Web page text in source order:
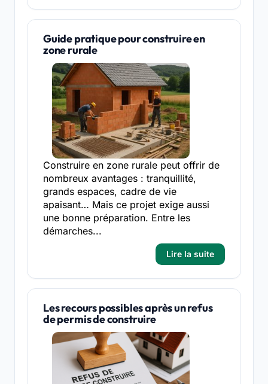
Guide pratique pour construire en
zone rurale
Construire en zone rurale peut offrir de
nombreux avantages : tranquillité,
grands espaces, cadre de vie
apaisant… Mais ce projet exige aussi
une bonne préparation. Entre les
démarches...
Lire la suite
Les recours possibles après un refus
de permis de construire